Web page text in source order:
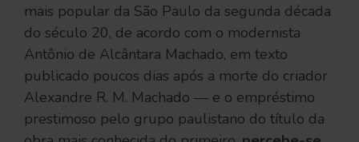
mais popular da São Paulo da segunda década
do século 20, de acordo com o modernista
Antônio de Alcântara Machado, em texto
publicado poucos dias após a morte do criador
Alexandre R. M. Machado — e o empréstimo
prestimoso pelo grupo paulistano do título da